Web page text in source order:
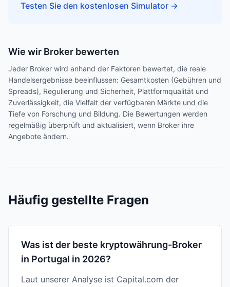
Testen Sie den kostenlosen Simulator →
Wie wir Broker bewerten
Jeder Broker wird anhand der Faktoren bewertet, die reale
Handelsergebnisse beeinflussen: Gesamtkosten (Gebühren und
Spreads), Regulierung und Sicherheit, Plattformqualität und
Zuverlässigkeit, die Vielfalt der verfügbaren Märkte und die
Tiefe von Forschung und Bildung. Die Bewertungen werden
regelmäßig überprüft und aktualisiert, wenn Broker ihre
Angebote ändern.
Häufig gestellte Fragen
Was ist der beste kryptowährung-Broker
in Portugal in 2026?
Laut unserer Analyse ist Capital.com der